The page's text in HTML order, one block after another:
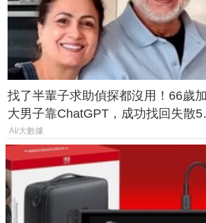
找了半輩子求助偵探都沒用！66歲
大男子靠ChatGPT，成功找回失散
年家人
AI/大數據